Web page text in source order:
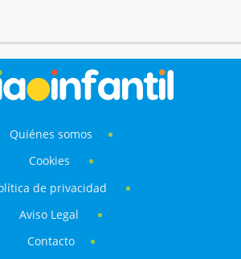
Quiénes somos
Cookies
de privacidad
Aviso Legal
Contacto